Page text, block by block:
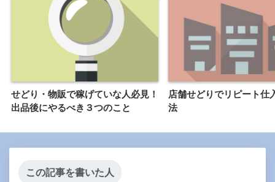
せどり・物販で稼げていな人必見！
出品後にやるべき３つのこと
店舗せどりでリピート仕
法
この記事を書いた人